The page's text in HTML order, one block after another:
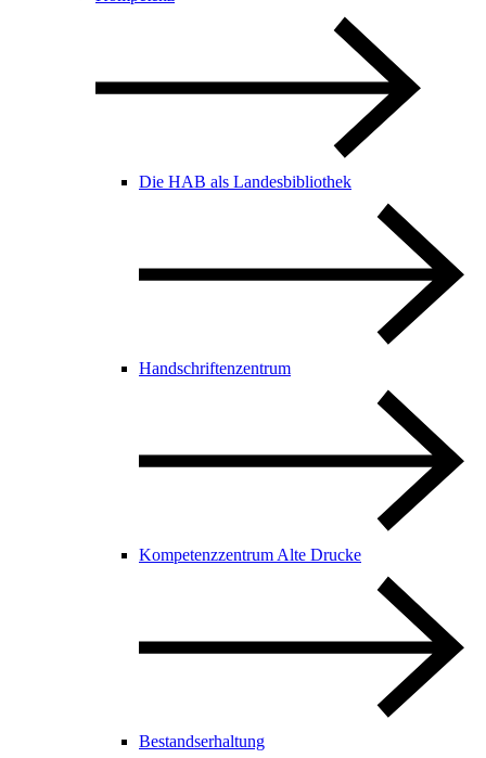
Die HAB als Landesbibliothek
Handschriftenzentrum
Kompetenzzentrum Alte Drucke
Bestandserhaltung